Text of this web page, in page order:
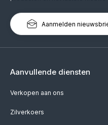
Aanmelden
Aanvullende diensten
Verkopen aan ons
Zilverkoers